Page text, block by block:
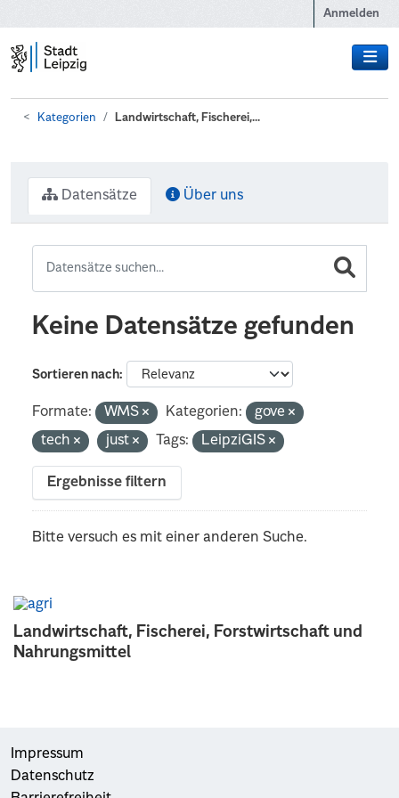
Anmelden
Kategorien Landwirtschaft, Fischerei,...
Landwirtschaft, Fischerei, Forstwirtschaft und
Nahrungsmittel
Datensätze Über uns
Keine Datensätze gefunden
Sortieren nach
Formate: WMS Kategorien:
gove
tech
just Tags: LeipziGIS
Ergebnisse filtern
Bitte versuch es mit einer anderen Suche.
Impressum
Datenschutz